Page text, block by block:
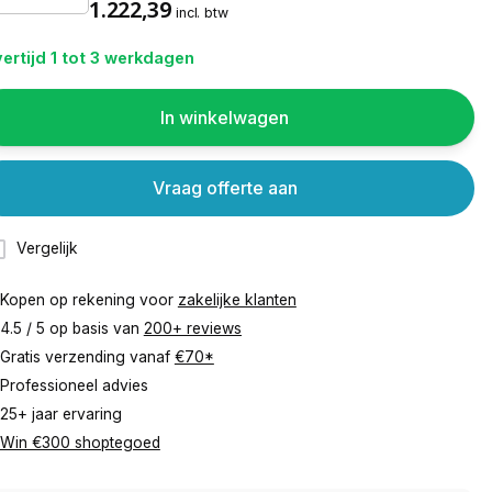
1.222,39 incl. btw
1 tot 3 werkdagen
In winkelwagen
Vergelijk
Vraag offerte aan
Kopen op rekening voor zakelijke klanten
4.5 / 5 op basis van 200+ reviews
Gratis verzending vanaf €70*
Professioneel advies
25+ jaar ervaring
Win €300 shoptegoed